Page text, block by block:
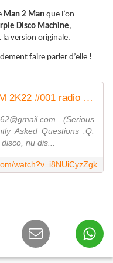
Man 2 Man que l’on
Disco Machine,
la version originale.
faire parler d’elle !
Dj Fred & Arnold T - DELIRIUM 2K22 #001 radio edit ND
(Serious
Asked Questions :Q:
nu dis...
watch?v=i8NUiCyzZgk